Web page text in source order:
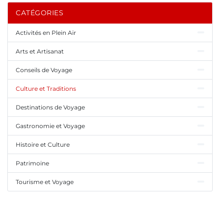
CATÉGORIES
Activités en Plein Air
Arts et Artisanat
Conseils de Voyage
Culture et Traditions
Destinations de Voyage
Gastronomie et Voyage
Histoire et Culture
Patrimoine
Tourisme et Voyage